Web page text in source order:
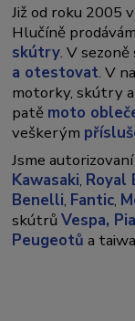
Již od roku 2005
Hlučíně
skútry. V
a otestovat. V
motorky, skútry
patě moto
veškerým
Jsme
Kawasaki, Royal
Benelli, Fantic,
skútrůVespa,
Peugeotů a